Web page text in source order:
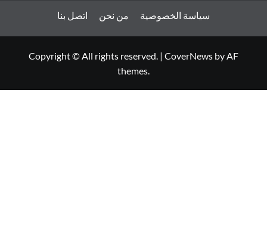
اتصل بنا من نحن سياسة الخصوصية
Copyright © All rights reserved. | CoverNews by AF
themes.